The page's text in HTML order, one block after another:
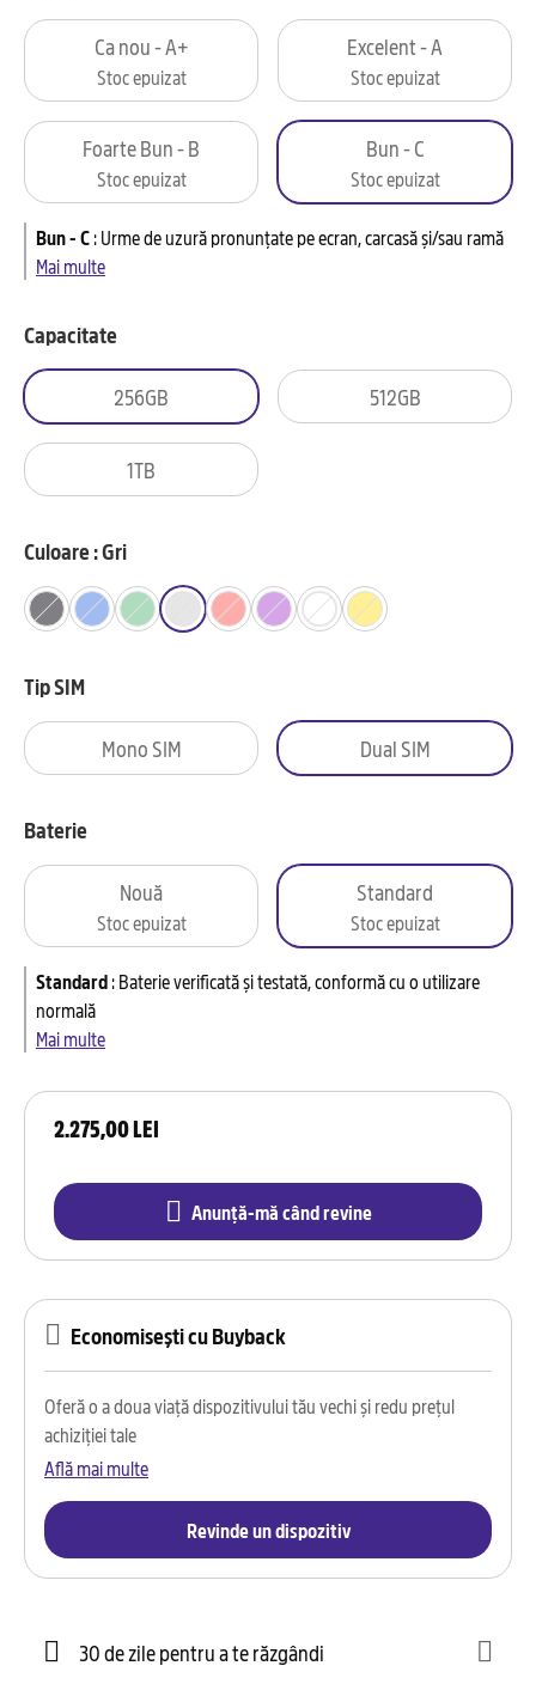
2.275,00 LEI
Anunță-mă când revine
Ca nou - A+
Stoc epuizat
Excelent - A
Stoc epuizat
Foarte Bun - B
Stoc epuizat
Bun - C
Stoc epuizat
Bun - C:Urme de uzură pronunțate pe ecran, carcasă și/sau ramă
Mai multe
Capacitate
256GB 512GB
1TB
Culoare : Gri
Tip SIM
Mono SIM Dual SIM
Baterie
Nouă
Stoc epuizat
Standard
Stoc epuizat
Standard:Baterie verificată și testată, conformă cu o utilizare
normală
Mai multe
Economisești cu Buyback
Oferă o a doua viață dispozitivului tău vechi și redu prețul
achiziției tale
Află mai multe
Revinde un dispozitiv
30 de zile pentru a te răzgândi